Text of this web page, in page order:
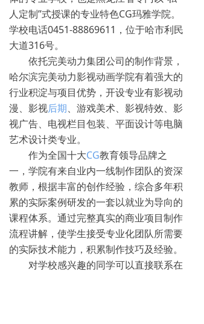
人定制”式授课的专业特色CG玛雅学院。
学校电话0451-88869611，位于哈市利民
大道316号。
依托完美动力集团公司的制作背景，
哈尔滨完美动力影视动画学院有着强大的
行业积淀与项目优势，开设专业有影视动
漫、影视后期、游戏美术、影视特效、影
视广告、电视栏目包装、平面设计等电脑
艺术设计类专业。
作为全国十大CG教育领导品牌之
一，学院有来自业内一线制作团队的资深
教师，根据丰富的创作经验，综合多年积
累的实际案例研发的一套以就业为导向的
课程体系。通过完整真实的商业项目制作
流程讲解，使学生接受专业化团队所需要
的实际技术能力，积累制作技巧及经验。
对学校感兴趣的同学可以直接联系在